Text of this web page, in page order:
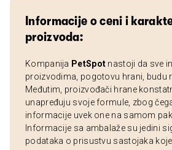
Informacije o ceni i
proizvoda:
Kompanija PetSpot nastoji da sve
proizvodima, pogotovu hrani, budu
Međutim, proizvođači hrane
unapređuju svoje formule, zbog
informacije uvek one na samom
Informacije sa ambalaže su jedini
podataka o prisustvu sastojaka